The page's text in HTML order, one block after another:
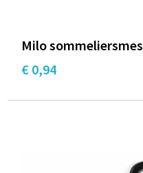
Milo sommeliersmes
€ 0,94